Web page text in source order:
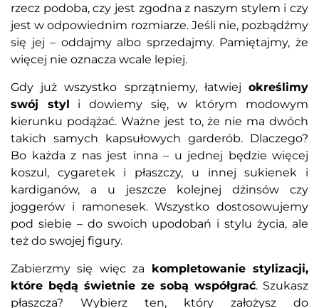
rzecz podoba, czy jest zgodna z naszym stylem i czy
jest w odpowiednim rozmiarze. Jeśli nie, pozbądźmy
się jej – oddajmy albo sprzedajmy. Pamiętajmy, że
więcej nie oznacza wcale lepiej.
Gdy już wszystko sprzątniemy, łatwiej określimy
swój styl i dowiemy się, w którym modowym
kierunku podążać. Ważne jest to, że nie ma dwóch
takich samych kapsułowych garderób. Dlaczego?
Bo każda z nas jest inna – u jednej będzie więcej
koszul, cygaretek i płaszczy, u innej sukienek i
kardiganów, a u jeszcze kolejnej dżinsów czy
joggerów i ramonesek. Wszystko dostosowujemy
pod siebie – do swoich upodobań i stylu życia, ale
też do swojej figury.
Zabierzmy się więc za kompletowanie stylizacji,
które będą świetnie ze sobą współgrać. Szukasz
płaszcza? Wybierz ten, który założysz do